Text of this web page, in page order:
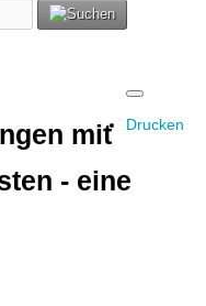
Drucken
mit
- eine